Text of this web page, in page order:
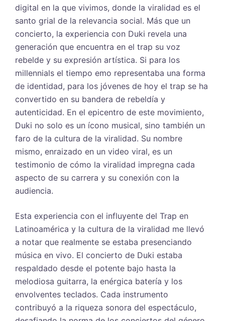
digital en la que vivimos, donde la viralidad es el
santo grial de la relevancia social. Más que un
concierto, la experiencia con Duki revela una
generación que encuentra en el trap su voz
rebelde y su expresión artística. Si para los
millennials el tiempo emo representaba una forma
de identidad, para los jóvenes de hoy el trap se ha
convertido en su bandera de rebeldía y
autenticidad. En el epicentro de este movimiento,
Duki no solo es un ícono musical, sino también un
faro de la cultura de la viralidad. Su nombre
mismo, enraizado en un video viral, es un
testimonio de cómo la viralidad impregna cada
aspecto de su carrera y su conexión con la
audiencia.
Esta experiencia con el influyente del Trap en
Latinoamérica y la cultura de la viralidad me llevó
a notar que realmente se estaba presenciando
música en vivo. El concierto de Duki estaba
respaldado desde el potente bajo hasta la
melodiosa guitarra, la enérgica batería y los
envolventes teclados. Cada instrumento
contribuyó a la riqueza sonora del espectáculo,